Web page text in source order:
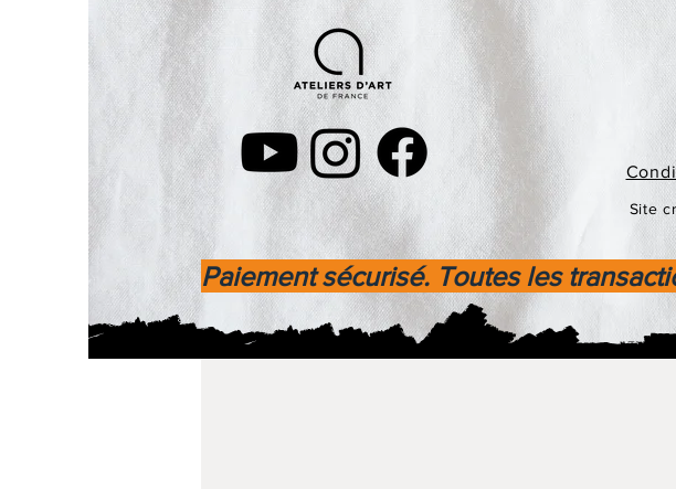
Site
Paiement sécurisé. Toutes les